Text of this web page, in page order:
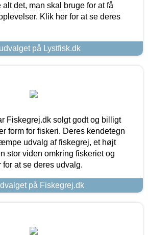
alt det, man skal bruge for at få
Klik her for at se deres
på Lystfisk.dk
Fiskegrej.dk solgt godt og billigt
form for fiskeri. Deres kendetegn
udvalg af fiskegrej, et højt
stor viden omkring fiskeriet og
at se deres udvalg.
på Fiskegrej.dk